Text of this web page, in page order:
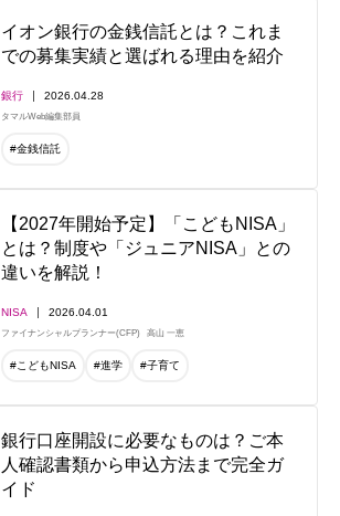
イオン銀行の金銭信託とは？これま
での募集実績と選ばれる理由を紹介
銀行 2026.04.28
タマルWeb編集部員
#金銭信託
【2027年開始予定】「こどもNISA」
とは？制度や「ジュニアNISA」との
違いを解説！
NISA 2026.04.01
ファイナンシャルプランナー(CFP) 高山 一恵
#こどもNISA #進学 #子育て
銀行口座開設に必要なものは？ご本
人確認書類から申込方法まで完全ガ
イド